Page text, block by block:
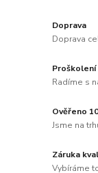
Doprava
Doprava
Radíme s
Ověřeno
Jsme na
Záruka
Vybíráme